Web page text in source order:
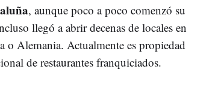
, aunque poco a poco comenzó su
llegó a abrir decenas de locales en
o Alemania. Actualmente es propiedad
de restaurantes franquiciados.